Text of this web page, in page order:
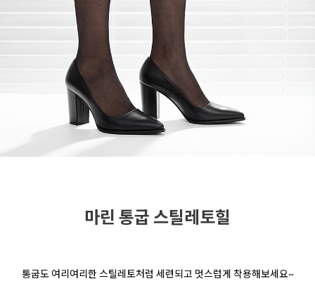
마린 통굽 스틸레토힐
통굽도 여리여리한 스틸레토처럼 세련되고 멋스럽게 착용해보세요~